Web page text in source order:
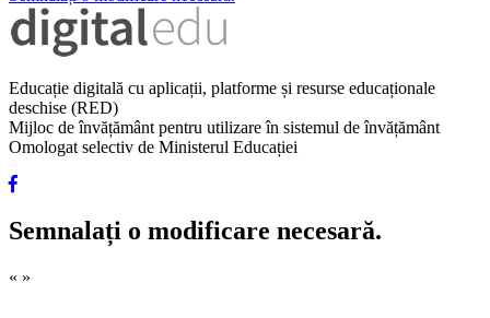
Educație digitală cu aplicații, platforme și resurse educaționale
deschise (RED)
Mijloc de învățământ pentru utilizare în sistemul de învățământ
Omologat selectiv de Ministerul Educației
Semnalați o modificare necesară.
« »